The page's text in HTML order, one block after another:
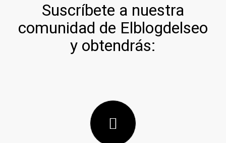
Suscríbete a nuestra
comunidad de Elblogdelseo
y obtendrás: